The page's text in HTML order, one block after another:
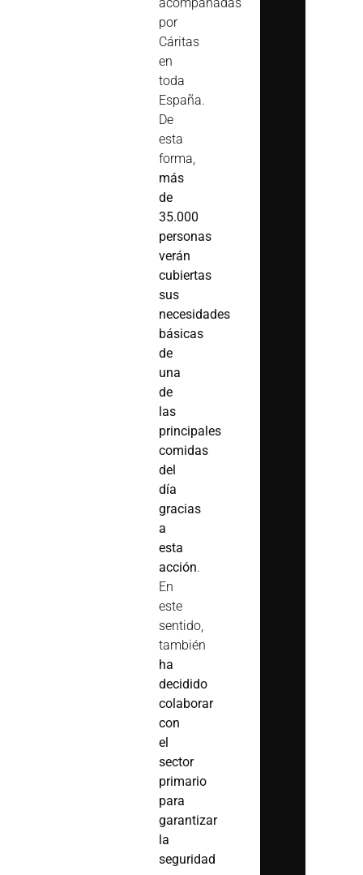
acompañadas
por
Cáritas
en
toda
España.
De
esta
forma,
más
de
35.000
personas
verán
cubiertas
sus
necesidades
básicas
de
una
de
las
principales
comidas
del
día
gracias
a
esta
acción.
En
este
sentido,
también
ha
decidido
colaborar
con
el
sector
primario
para
garantizar
la
seguridad